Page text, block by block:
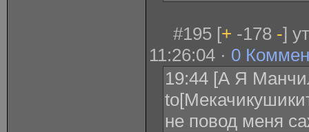
#195 [+ -178 -]
11:26:04 · 0
19:44 [А Я
не повод меня